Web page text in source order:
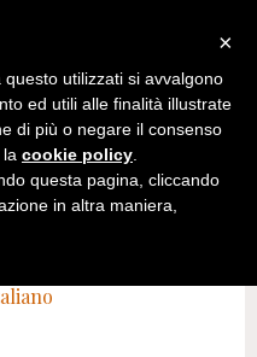
×
utilizzati si avvalgono
ed utili alle finalità illustrate
di più o negare il consenso
la cookie policy.
questa pagina, cliccando
in altra maniera,